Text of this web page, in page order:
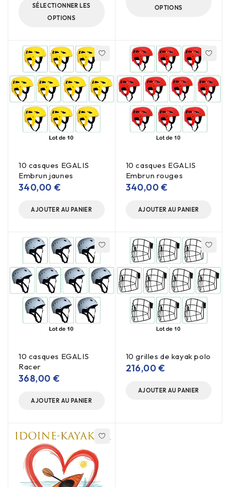
SÉLECTIONNER LES
OPTIONS
OPTIONS
10 casques EGALIS
Embrun jaunes
340,00 €
AJOUTER AU PANIER
10 casques EGALIS
Embrun rouges
340,00€
AJOUTER AU PANIER
10 casques EGALIS
Racer
368,00 €
AJOUTER AU PANIER
10 grilles de kayak polo
216,00€
AJOUTER AU PANIER